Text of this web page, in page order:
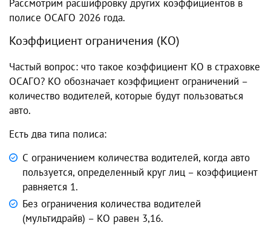
Рассмотрим расшифровку других коэффициентов в
полисе ОСАГО 2026 года.
Коэффициент ограничения (КО)
Частый вопрос: что такое коэффициент КО в страховке
ОСАГО? КО обозначает коэффициент ограничений –
количество водителей, которые будут пользоваться
авто.
Есть два типа полиса:
С ограничением количества водителей, когда авто
пользуется, определенный круг лиц – коэффициент
равняется 1.
Без ограничения количества водителей
(мультидрайв) – КО равен 3,16.